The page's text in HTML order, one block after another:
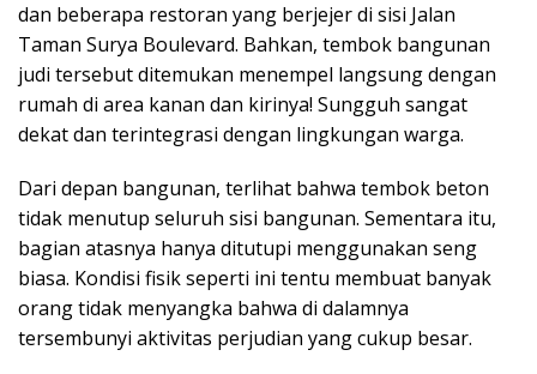
dan beberapa restoran yang berjejer di sisi Jalan
Taman Surya Boulevard. Bahkan, tembok bangunan
judi tersebut ditemukan menempel langsung dengan
rumah di area kanan dan kirinya! Sungguh sangat
dekat dan terintegrasi dengan lingkungan warga.
Dari depan bangunan, terlihat bahwa tembok beton
tidak menutup seluruh sisi bangunan. Sementara itu,
bagian atasnya hanya ditutupi menggunakan seng
biasa. Kondisi fisik seperti ini tentu membuat banyak
orang tidak menyangka bahwa di dalamnya
tersembunyi aktivitas perjudian yang cukup besar.